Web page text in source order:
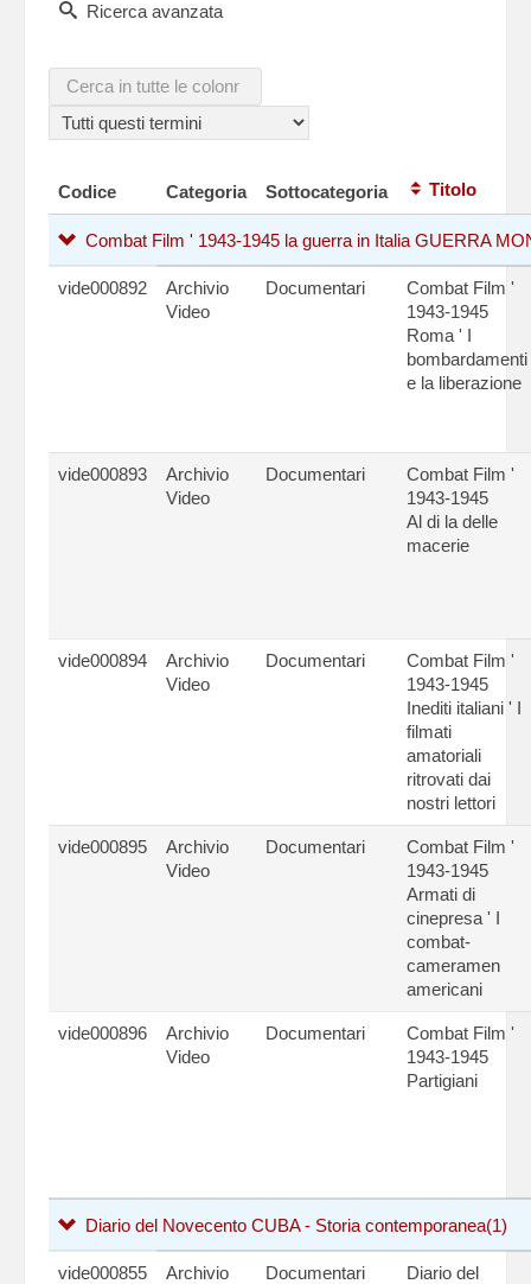
Ricerca avanzata
Codice Categoria Sottocategoria Titolo
Combat Film ' 1943-1945 la guerra in Italia GUERRA
vide000892
Archivio
Video
Documentari
Combat Film '
1943-1945
Roma ' I
bombardamenti
e la liberazione
vide000893
Archivio
Video
Documentari
Combat Film '
1943-1945
Al di la delle
macerie
vide000894
Archivio
Video
Documentari
Combat Film '
1943-1945
Inediti italiani ' I
filmati
amatoriali
ritrovati dai
nostri lettori
vide000895
Archivio
Video
Documentari
Combat Film '
1943-1945
Armati di
cinepresa ' I
combat-
cameramen
americani
vide000896
Archivio
Video
Documentari
Combat Film '
1943-1945
Partigiani
Diario del Novecento CUBA - Storia contemporanea(1)
vide000855
Archivio
Documentari
Diario del